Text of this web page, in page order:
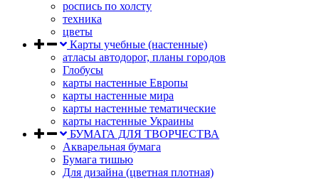
роспись по холсту
техника
цветы
Карты учебные (настенные)
атласы автодорог, планы городов
Глобусы
карты настенные Европы
карты настенные мира
карты настенные тематические
карты настенные Украины
БУМАГА ДЛЯ ТВОРЧЕСТВА
Акварельная бумага
Бумага тишью
Для дизайна (цветная плотная)